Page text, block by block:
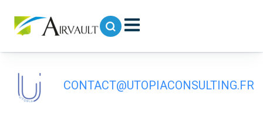
Airvault accueille
CONTACT@UTOPIACONSULTING.FR